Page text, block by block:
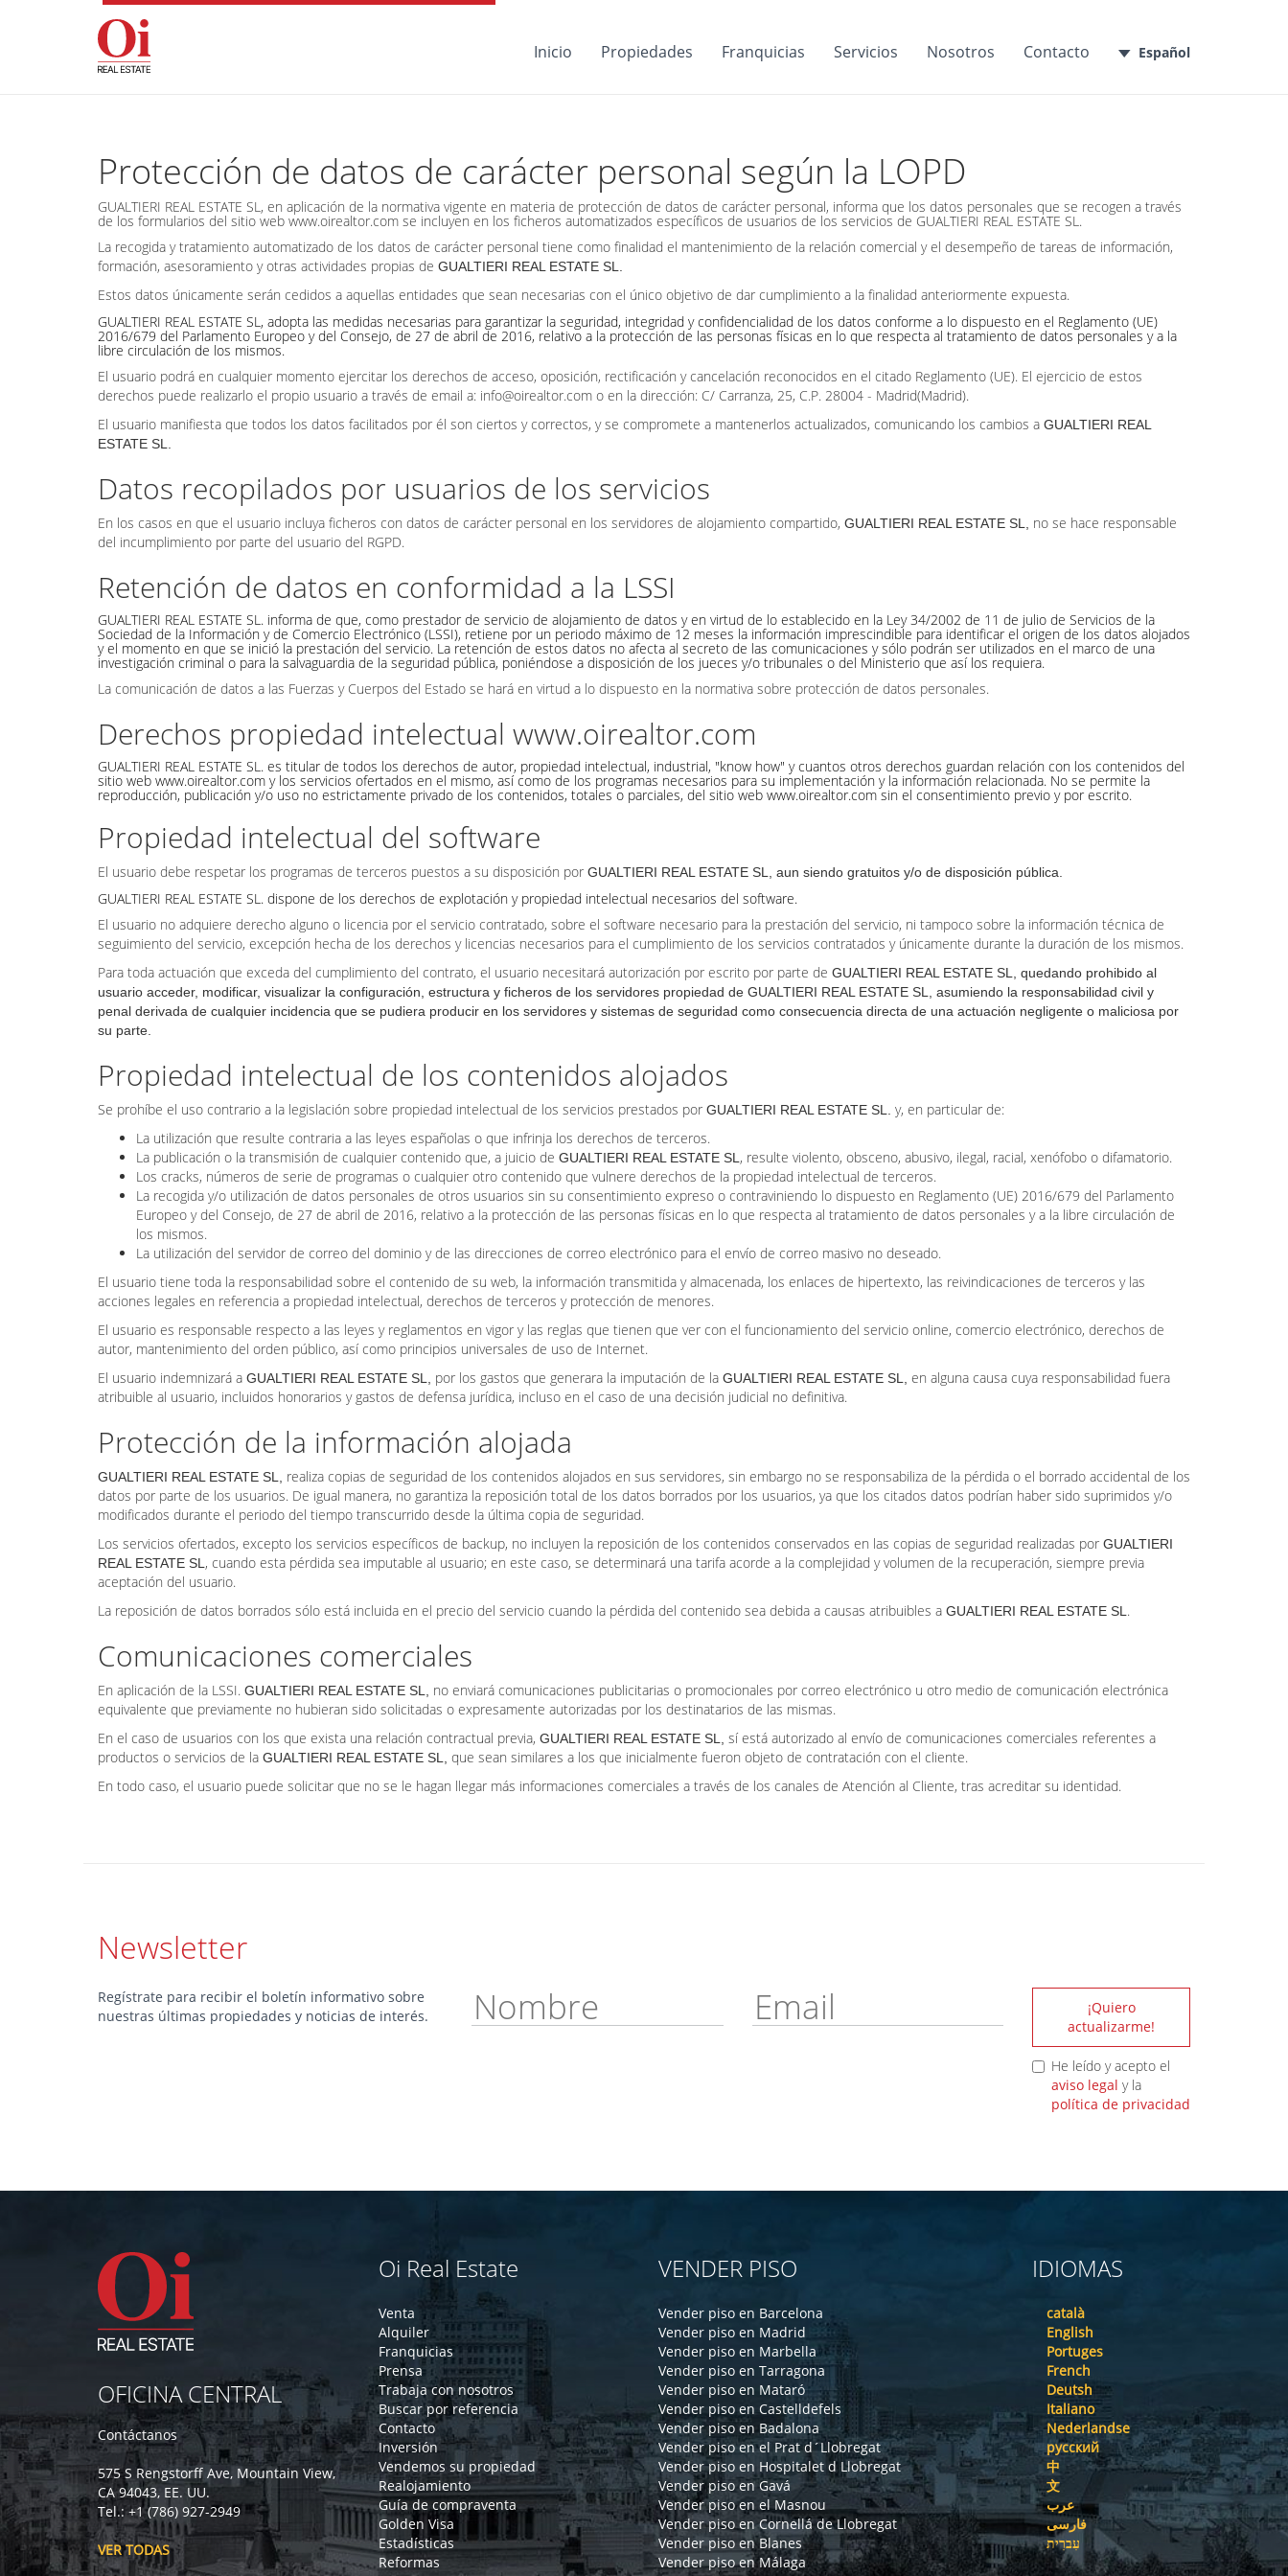
Español
Contacto
Nosotros
Servicios
Franquicias
Propiedades
Inicio
Protección de datos de carácter personal según la LOPD
GUALTIERI REAL ESTATE SL, en aplicación de la normativa vigente en materia de protección de datos de carácter personal, informa que los datos personales que se recogen a través
de los formularios del sitio web www.oirealtor.com se incluyen en los ficheros automatizados específicos de usuarios de los servicios de GUALTIERI REAL ESTATE SL.
La recogida y tratamiento automatizado de los datos de carácter personal tiene como finalidad el mantenimiento de la relación comercial y el desempeño de tareas de información,
formación, asesoramiento y otras actividades propias de GUALTIERI REAL ESTATE SL.
Estos datos únicamente serán cedidos a aquellas entidades que sean necesarias con el único objetivo de dar cumplimiento a la finalidad anteriormente expuesta.
GUALTIERI REAL ESTATE SL, adopta las medidas necesarias para garantizar la seguridad, integridad y confidencialidad de los datos conforme a lo dispuesto en el Reglamento (UE)
2016/679 del Parlamento Europeo y del Consejo, de 27 de abril de 2016, relativo a la protección de las personas físicas en lo que respecta al tratamiento de datos personales y a la
libre circulación de los mismos.
El usuario podrá en cualquier momento ejercitar los derechos de acceso, oposición, rectificación y cancelación reconocidos en el citado Reglamento (UE). El ejercicio de estos
derechos puede realizarlo el propio usuario a través de email a: info@oirealtor.com o en la dirección: C/ Carranza, 25, C.P. 28004 - Madrid(Madrid).
El usuario manifiesta que todos los datos facilitados por él son ciertos y correctos, y se compromete a mantenerlos actualizados, comunicando los cambios a GUALTIERI REAL
ESTATE SL.
Datos recopilados por usuarios de los servicios
En los casos en que el usuario incluya ficheros con datos de carácter personal en los servidores de alojamiento compartido, GUALTIERI REAL ESTATE SL,
no se hace responsable
del incumplimiento por parte del usuario del RGPD.
Retención de datos en conformidad a la LSSI
GUALTIERI REAL ESTATE SL. informa de que, como prestador de servicio de alojamiento de datos y en virtud de lo establecido en la Ley 34/2002 de 11 de julio de Servicios de la
Sociedad de la Información y de Comercio Electrónico (LSSI), retiene por un periodo máximo de 12 meses la información imprescindible para identificar el origen de los datos alojados
y el momento en que se inició la prestación del servicio. La retención de estos datos no afecta al secreto de las comunicaciones y sólo podrán ser utilizados en el marco de una
investigación criminal o para la salvaguardia de la seguridad pública, poniéndose a disposición de los jueces y/o tribunales o del Ministerio que así los requiera.
La comunicación de datos a las Fuerzas y Cuerpos del Estado se hará en virtud a lo dispuesto en la normativa sobre protección de datos personales.
Derechos propiedad intelectual www.oirealtor.com
GUALTIERI REAL ESTATE SL. es titular de todos los derechos de autor, propiedad intelectual, industrial, "know how" y cuantos otros derechos guardan relación con los contenidos del
sitio web www.oirealtor.com y los servicios ofertados en el mismo, así como de los programas necesarios para su implementación y la información relacionada. No se permite la
reproducción, publicación y/o uso no estrictamente privado de los contenidos, totales o parciales, del sitio web www.oirealtor.com sin el consentimiento previo y por escrito.
Propiedad intelectual del software
El usuario debe respetar los programas de terceros puestos a su disposición por GUALTIERI REAL ESTATE SL, aun siendo gratuitos y/o de disposición pública.
GUALTIERI REAL ESTATE SL. dispone de los derechos de explotación y propiedad intelectual necesarios del software.
El usuario no adquiere derecho alguno o licencia por el servicio contratado, sobre el software necesario para la prestación del servicio, ni tampoco sobre la información técnica de
seguimiento del servicio, excepción hecha de los derechos y licencias necesarios para el cumplimiento de los servicios contratados y únicamente durante la duración de los mismos.
Para toda actuación que exceda del cumplimiento del contrato, el usuario necesitará autorización por escrito por parte de GUALTIERI REAL ESTATE SL, quedando prohibido al
usuario acceder, modificar, visualizar la configuración, estructura y ficheros de los servidores propiedad de GUALTIERI REAL ESTATE SL,
asumiendo la responsabilidad civil y
penal derivada de cualquier incidencia que se pudiera producir en los servidores y sistemas de seguridad como consecuencia directa de una actuación negligente o maliciosa por
su parte.
Propiedad intelectual de los contenidos alojados
Se prohíbe el uso contrario a la legislación sobre propiedad intelectual de los servicios prestados por GUALTIERI REAL ESTATE SL.
y, en particular de:
La utilización que resulte contraria a las leyes españolas o que infrinja los derechos de terceros.
La publicación o la transmisión de cualquier contenido que, a juicio de GUALTIERI REAL ESTATE SL , resulte violento, obsceno, abusivo, ilegal, racial, xenófobo o difamatorio.
Los cracks, números de serie de programas o cualquier otro contenido que vulnere derechos de la propiedad intelectual de terceros.
La recogida y/o utilización de datos personales de otros usuarios sin su consentimiento expreso o contraviniendo lo dispuesto en Reglamento (UE) 2016/679 del Parlamento
Europeo y del Consejo, de 27 de abril de 2016, relativo a la protección de las personas físicas en lo que respecta al tratamiento de datos personales y a la libre circulación de
los mismos.
La utilización del servidor de correo del dominio y de las direcciones de correo electrónico para el envío de correo masivo no deseado.
El usuario tiene toda la responsabilidad sobre el contenido de su web, la información transmitida y almacenada, los enlaces de hipertexto, las reivindicaciones de terceros y las
acciones legales en referencia a propiedad intelectual, derechos de terceros y protección de menores.
El usuario es responsable respecto a las leyes y reglamentos en vigor y las reglas que tienen que ver con el funcionamiento del servicio online, comercio electrónico, derechos de
autor, mantenimiento del orden público, así como principios universales de uso de Internet.
El usuario indemnizará a GUALTIERI REAL ESTATE SL, por los gastos que generara la imputación de la GUALTIERI REAL ESTATE SL,
en alguna causa cuya responsabilidad fuera
atribuible al usuario, incluidos honorarios y gastos de defensa jurídica, incluso en el caso de una decisión judicial no definitiva.
Protección de la información alojada
GUALTIERI REAL ESTATE SL,
realiza copias de seguridad de los contenidos alojados en sus servidores, sin embargo no se responsabiliza de la pérdida o el borrado accidental de los
datos por parte de los usuarios. De igual manera, no garantiza la reposición total de los datos borrados por los usuarios, ya que los citados datos podrían haber sido suprimidos y/o
modificados durante el periodo del tiempo transcurrido desde la última copia de seguridad.
Los servicios ofertados, excepto los servicios específicos de backup, no incluyen la reposición de los contenidos conservados en las copias de seguridad realizadas por GUALTIERI
REAL ESTATE SL , cuando esta pérdida sea imputable al usuario; en este caso, se determinará una tarifa acorde a la complejidad y volumen de la recuperación, siempre previa
aceptación del usuario.
La reposición de datos borrados sólo está incluida en el precio del servicio cuando la pérdida del contenido sea debida a causas atribuibles a GUALTIERI REAL ESTATE SL .
Comunicaciones comerciales
En aplicación de la LSSI. GUALTIERI REAL ESTATE SL, no enviará comunicaciones publicitarias o promocionales por correo electrónico u otro medio de comunicación electrónica
equivalente que previamente no hubieran sido solicitadas o expresamente autorizadas por los destinatarios de las mismas.
En el caso de usuarios con los que exista una relación contractual previa, GUALTIERI REAL ESTATE SL,
sí está autorizado al envío de comunicaciones comerciales referentes a
productos o servicios de la GUALTIERI REAL ESTATE SL,
que sean similares a los que inicialmente fueron objeto de contratación con el cliente.
En todo caso, el usuario puede solicitar que no se le hagan llegar más informaciones comerciales a través de los canales de Atención al Cliente, tras acreditar su identidad.
Newsletter
Regístrate para recibir el boletín informativo sobre
nuestras últimas propiedades y noticias de interés.
¡Quiero
actualizarme!
He leído y acepto el
aviso legal y la
política de privacidad
OFICINA CENTRAL
Contáctanos
575 S Rengstorff Ave, Mountain View,
CA 94043, EE. UU.
Tel.: +1 (786) 927-2949
VER TODAS
Oi Real Estate
Venta
Alquiler
Franquicias
Prensa
Trabaja con nosotros
Buscar por referencia
Contacto
Inversión
Vendemos su propiedad
Realojamiento
Guía de compraventa
Golden Visa
Estadísticas
Reformas
VENDER PISO
Vender piso en Barcelona
Vender piso en Madrid
Vender piso en Marbella
Vender piso en Tarragona
Vender piso en Mataró
Vender piso en Castelldefels
Vender piso en Badalona
Vender piso en el Prat d´Llobregat
Vender piso en Hospitalet d Llobregat
Vender piso en Gavá
Vender piso en el Masnou
Vender piso en Cornellá de Llobregat
Vender piso en Blanes
Vender piso en Málaga
IDIOMAS
català
English
Portuges
French
Deutsh
Italiano
Nederlandse
русский
中
文
عرب
فارسی
עִברִית